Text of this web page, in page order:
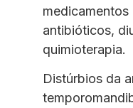
antibióticos,
quimioterapia.
Distúrbios da